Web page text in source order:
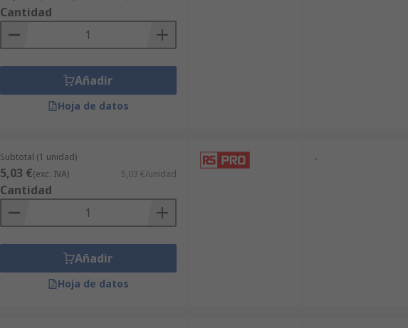
Cantidad
Añadir
Hoja de datos
Subtotal (1 unidad)
5,03 €(exc. IVA) 5,03 €/unidad
Cantidad
Añadir
Hoja de datos
-